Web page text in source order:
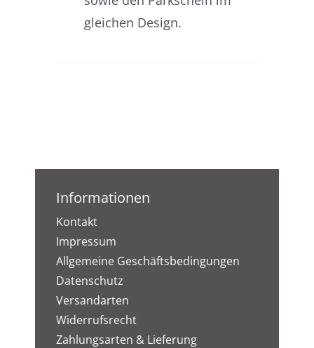
gleichen Design.
Informationen
Kontakt
Impressum
Allgemeine Geschäftsbedingungen
Datenschutz
Versandarten
Widerrufsrecht
Zahlungsarten & Lieferung